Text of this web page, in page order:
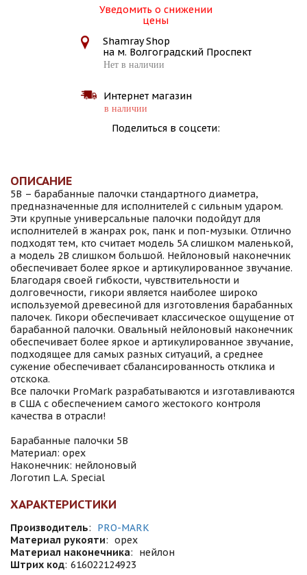
Уведомить о снижении
цены
Shamray Shop
на м. Волгоградский Проспект
Нет в наличии
Интернет магазин
в наличии
Поделиться в соцсети:
ОПИСАНИЕ
5B – барабанные палочки стандартного диаметра,
предназначенные для исполнителей с сильным ударом.
Эти крупные универсальные палочки подойдут для
исполнителей в жанрах рок, панк и поп-музыки. Отлично
подходят тем, кто считает модель 5A слишком маленькой,
а модель 2B слишком большой. Нейлоновый наконечник
обеспечивает более яркое и артикулированное звучание.
Благодаря своей гибкости, чувствительности и
долговечности, гикори является наиболее широко
используемой древесиной для изготовления барабанных
палочек. Гикори обеспечивает классическое ощущение от
барабанной палочки. Овальный нейлоновый наконечник
обеспечивает более яркое и артикулированное звучание,
подходящее для самых разных ситуаций, а среднее
сужение обеспечивает сбалансированность отклика и
отскока.
Все палочки ProMark разрабатываются и изготавливаются
в США с обеспечением самого жестокого контроля
качества в отрасли!
Барабанные палочки 5B
Материал: орех
Наконечник: нейлоновый
Логотип L.A. Special
ХАРАКТЕРИСТИКИ
Производитель:
PRO-MARK
Материал рукояти: орех
Материал наконечника:
нейлон
Штрих код: 616022124923